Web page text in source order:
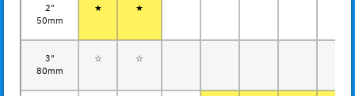
2"
50mm
★ ★
3"
80mm
☆ ☆